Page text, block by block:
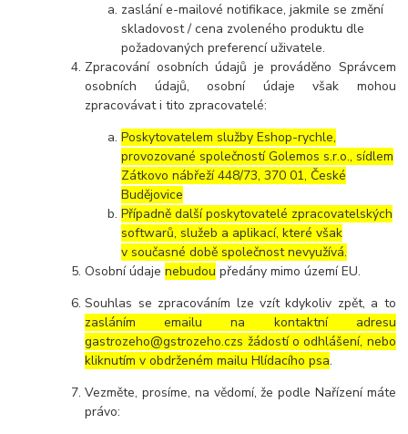
zaslání e-mailové notifikace, jakmile se změní
skladovost / cena zvoleného produktu dle
požadovaných preferencí uživatele.
Zpracování osobních údajů je prováděno Správcem
osobních údajů, osobní údaje však mohou
zpracovávat i tito zpracovatelé:
Poskytovatelem služby Eshop-rychle,
provozované společností Golemos s.r.o., sídlem
Zátkovo nábřeží 448/73, 370 01, České
Budějovice
Případně další poskytovatelé zpracovatelských
softwarů, služeb a aplikací, které však
v současné době společnost nevyužívá.
Osobní údajenebudou předány mimo území EU.
Souhlas se zpracováním lze vzít kdykoliv zpět, a to
zasláním emailu na kontaktní adresu
gastrozeho@gstrozeho.czs žádostí o odhlášení, nebo
kliknutím v obdrženém mailu Hlídacího psa.
Vezměte, prosíme, na vědomí, že podle Nařízení máte
právo: